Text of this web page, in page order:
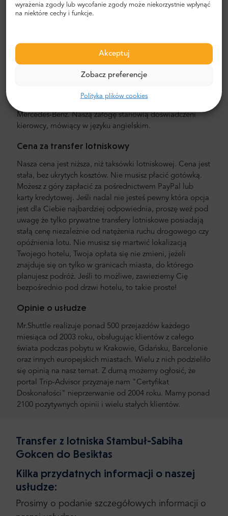
wyrażenia zgody lub wycofanie zgody może niekorzystnie wpłynąć
na niektóre cechy i funkcje.
Akceptuj
Zobacz preferencje
Polityka plików cookies
przystanku lub dworca do Twojego apartamentu czy
Szukasz taniej i sprawdzonej usługi transportowej z
lotniska? Zamów transfer lotniskowy z Mr.Shuttle, usługą
docenianą przez użytkowników Trip-Advisora. Oferujemy
usługę door-to-door, w nowych, komfortowych,
Mercedes-Benz. Naszą załogę stanowią doświadczeni
kierowcy, mówiący w języku angielskim.
Cena za transfer lotniskowy
Nasza cena jest niższa, niż taksówki lotniskowej. Cena jest
stała, bez ukrytych kosztów. Nie musisz płacić gotówką.
Możesz z góry zapłacić za pośrednictwem PayPal lub
karty kredytowej. Jeśli nadal nie jesteś pewny która opcja
jest dla Ciebie najbardziej odpowiednia, proszę weź pod
uwagę że tylko prywatne transfery lotniskowe posiadają
stałą cenę niezależnie od natężenia ruchu drogowego czy
opóźnienia lotu. Nie musisz się martwić lokalizacją
Twojego hotelu, Twoja opłata się nie zmieni, jeżeli
znajduje się on tylko w granicach miasta, do którego
planujesz podróż. Jeśli to możliwe, zawieziemy Cię
bezpośrednio pod drzwi hotelu, to takie proste!
Opinie o usłudze
Mr.Shuttle realizuje ponad 500 przejazdów każdego
miesiąca od 2003 roku, obsługując klientów z całego
świata podczas pobytu w Krakowie, Gdańsku, Barcelonie
oraz innych europejskich miastach. Wielu z nich podzieliło
się opinią na nasz temat. Z dumą możemy ogłosić, że
portal Trip-Advisor przyznaje nam "Certyfikat
Doskonałości" nieprzerwanie od 2004 roku. Mamy ponad
2100 pozytywnych opinii i wielu stałych klientów.
Transfer z lotniska Stambuł-Sabiha
Gokcen do Besiktas
Kilka przydatnych informacji o naszej
usłudze:
Prosimy o podanie szczegółowych informacji o